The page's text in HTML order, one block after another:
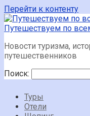
Перейти к контенту
Путешествуем по
Новости туризма,
путешественников
Поиск:
Туры
Отели